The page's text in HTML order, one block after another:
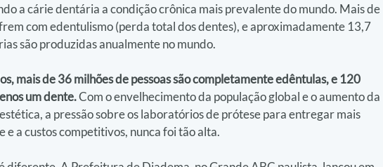
a cárie dentária a condição crônica mais prevalente do mundo. Mais de
com edentulismo (perda total dos dentes), e aproximadamente 13,7
são produzidas anualmente no mundo.
mais de 36 milhões de pessoas são completamente edêntulas, e 120
um dente. Com o envelhecimento da população global e o aumento da
a pressão sobre os laboratórios de prótese para entregar mais
e a custos competitivos, nunca foi tão alta.